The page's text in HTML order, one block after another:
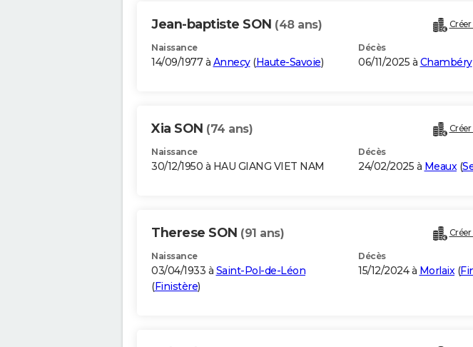
Jean-baptiste SON (48 ans)
Naissance
14/09/1977 à Annecy(Haute-Savoie)
Décès
06/11/2025 à Chambéry
Xia SON (74 ans)
Naissance
30/12/1950 à HAU GIANG VIET NAM
Décès
24/02/2025 à Meaux(
Therese SON (91 ans)
Naissance
03/04/1933 à Saint-Pol-de-Léon
(Finistère)
Décès
15/12/2024 à Morlaix(